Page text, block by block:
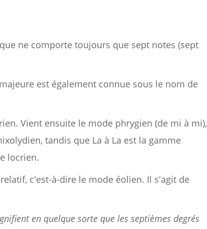
ne comporte toujours que sept notes (sept
est également connue sous le nom de
Vient ensuite le mode phrygien (de mi à mi),
tandis que La à La est la gamme
locrien.
c'est-à-dire le mode éolien. Il s'agit de
en quelque sorte que les septièmes degrés